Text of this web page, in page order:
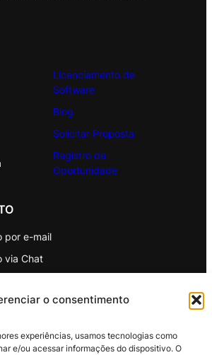
o consentimento
experiências, usamos tecnologias como
e/ou acessar informações do dispositivo. O
Licenciamento de
Software
Blog
Solicitar Proposta
Registro de
Oportunidade
por e-mail
via Chat